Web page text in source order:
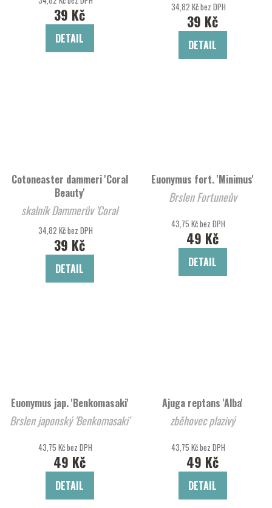
39 Kč
DETAIL
34,82 Kč bez DPH
39 Kč
DETAIL
Cotoneaster dammeri 'Coral
Beauty'
skalník Dammerův 'Coral
Beauty'
34,82 Kč bez DPH
39 Kč
DETAIL
Euonymus fort. 'Minimus'
Brslen Fortuneův
43,75 Kč bez DPH
49 Kč
DETAIL
Euonymus jap. 'Benkomasaki'
Brslen japonský 'Benkomasaki'
43,75 Kč bez DPH
49 Kč
DETAIL
Ajuga reptans 'Alba'
zběhovec plazivý
43,75 Kč bez DPH
49 Kč
DETAIL